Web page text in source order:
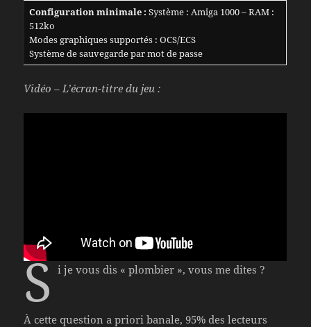
Configuration minimale : Système : Amiga 1000 – RAM :
512ko
Modes graphiques supportés : OCS/ECS
Système de sauvegarde par mot de passe
Vidéo – L’écran-titre du jeu :
S i je vous dis « plombier », vous me dites ?
À cette question a priori banale, 95% des lecteurs